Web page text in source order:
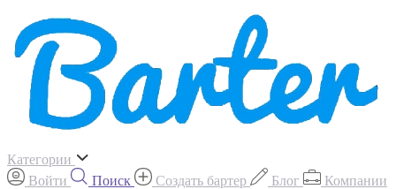
Категории
Войти
Поиск Создать бартер Блог
Компании